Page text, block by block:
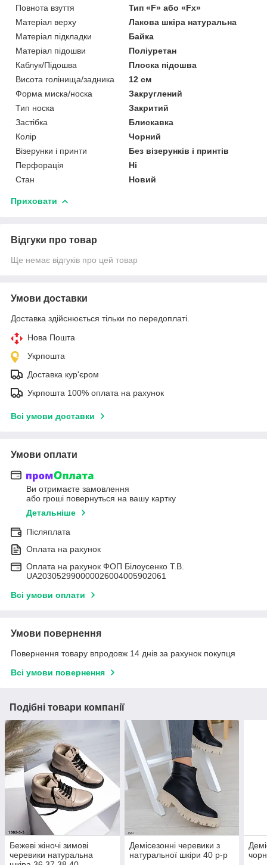
Повнота взуття
Тип «F» або «Fx»
Матеріал верху
Лакова шкіра натуральна
Матеріал підкладки
Байка
Матеріал підошви
Поліуретан
Каблук/Підошва
Плоска підошва
Висота голінища/задника
12 см
Форма миска/носка
Закруглений
Тип носка
Закритий
Застібка
Блискавка
Колір
Чорний
Візерунки і принти
Без візерунків і принтів
Перфорація
Ні
Стан
Новий
Приховати
Відгуки про товар
Ще немає відгуків про цей товар
Умови доставки
Доставка здійснюється тільки по передоплаті.
Нова Пошта
Укрпошта
Доставка кур'єром
Укрпошта 100% оплата на рахунок
Всі умови доставки
Умови оплати
Ви отримаєте замовлення
або гроші повернуться на вашу картку
Детальніше
Післяплата
Оплата на рахунок
Оплата на рахунок ФОП Білоусенко Т.В.
UA203052990000026004005902061
Всі умови оплати
Умови повернення
Повернення товару впродовж 14 днів за рахунок покупця
Всі умови повернення
Подібні товари компанії
Бежеві жіночі зимові
черевики натуральна
Демісезонні черевики з
натуральної шкіри 40 р-р